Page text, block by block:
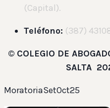
(Capital).
Teléfono: (387)
© COLEGIO DE
SALTA
MoratoriaSetOct25